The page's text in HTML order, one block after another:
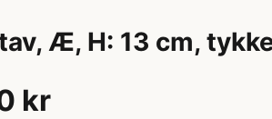
Æ, H: 13 cm,
kr